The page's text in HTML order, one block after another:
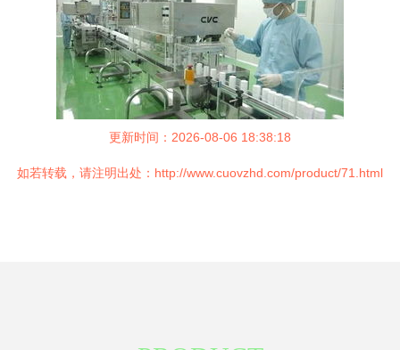
更新时间：2026-08-06 18:38:18
如若转载，请注明出处：http://www.cuovzhd.com/product/71.html